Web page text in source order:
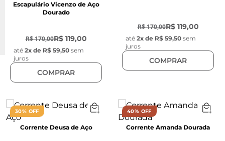
Escapulário Vicenzo de Aço
Dourado
R$ 170,00R$ 119,00
até 2x de R$ 59,50 sem
juros
COMPRAR
R$ 170,00R$ 119,00
até 2x de R$ 59,50 sem
juros
COMPRAR
30% OFF
Corrente Deusa de Aço
40% OFF
Corrente Amanda Dourada